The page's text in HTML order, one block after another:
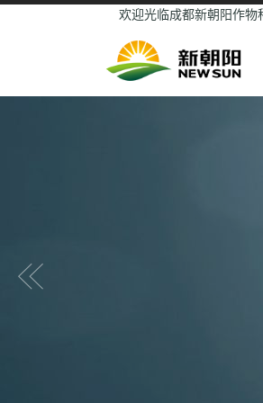
欢迎光临成都新朝阳作物
Previous